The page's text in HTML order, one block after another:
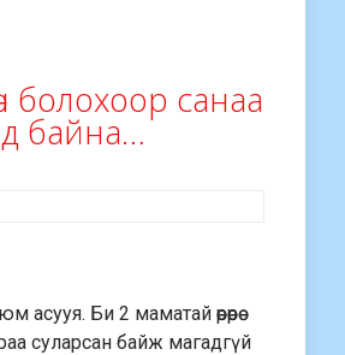
болохоор санаа
байна…
асууя. Би 2 маматай өөрөөрөө
суларсан байж магадгүй